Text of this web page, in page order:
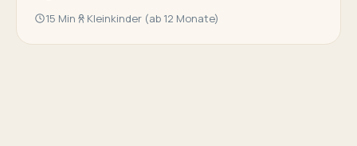
15 Min Kleinkinder (ab 12 Monate)